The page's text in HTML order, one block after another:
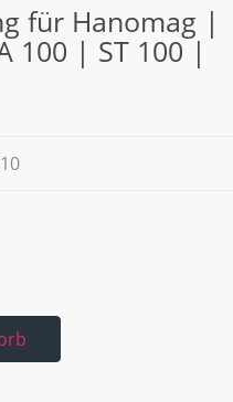
für Hanomag |
100 | ST 100 |